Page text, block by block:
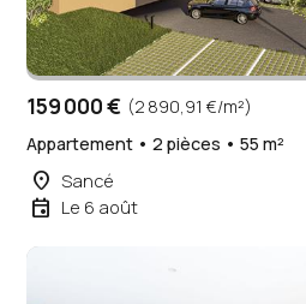
159 000 € (2 890,91 €/m²)
Appartement • 2 pièces • 55 m²
place Sancé
event Le 6 août